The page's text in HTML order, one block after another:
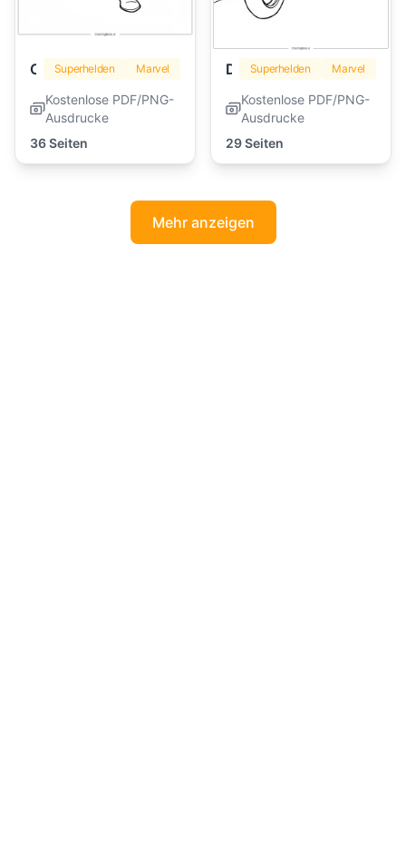
Superhelden Marvel
Kostenlose PDF/PNG-
Ausdrucke
36 Seiten
Superhelden Marvel
Kostenlose PDF/PNG-
Ausdrucke
29 Seiten
Mehr anzeigen